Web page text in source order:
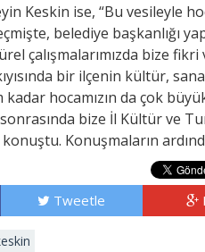
Keskin ise, “Bu vesileyle
belediye başkanlığı
çalışmalarımızda bize
bir ilçenin kültür,
kadar hocamızın da çok
sonrasında bize İl Kültür ve
Konuşmaların
Tweetle